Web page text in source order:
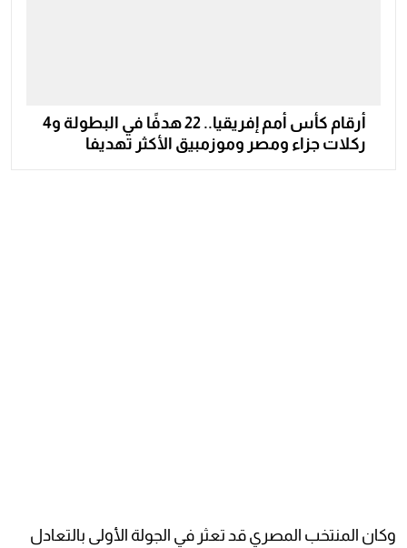
أرقام كأس أمم إفريقيا.. 22 هدفًا في البطولة و4
ركلات جزاء ومصر وموزمبيق الأكثر تهديفا
وكان المنتخب المصري قد تعثر في الجولة الأولى بالتعادل